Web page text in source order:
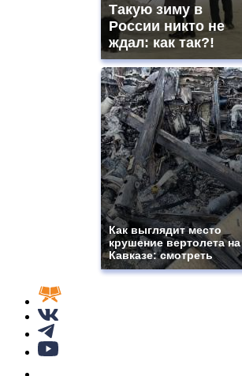
Такую зиму в
России никто не
ждал: как так?!
Как выглядит место
крушение вертолета на
Кавказе: смотреть